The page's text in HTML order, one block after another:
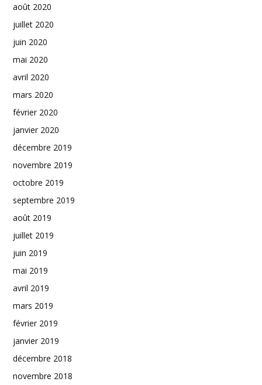
août 2020
juillet 2020
juin 2020
mai 2020
avril 2020
mars 2020
février 2020
janvier 2020
décembre 2019
novembre 2019
octobre 2019
septembre 2019
août 2019
juillet 2019
juin 2019
mai 2019
avril 2019
mars 2019
février 2019
janvier 2019
décembre 2018
novembre 2018